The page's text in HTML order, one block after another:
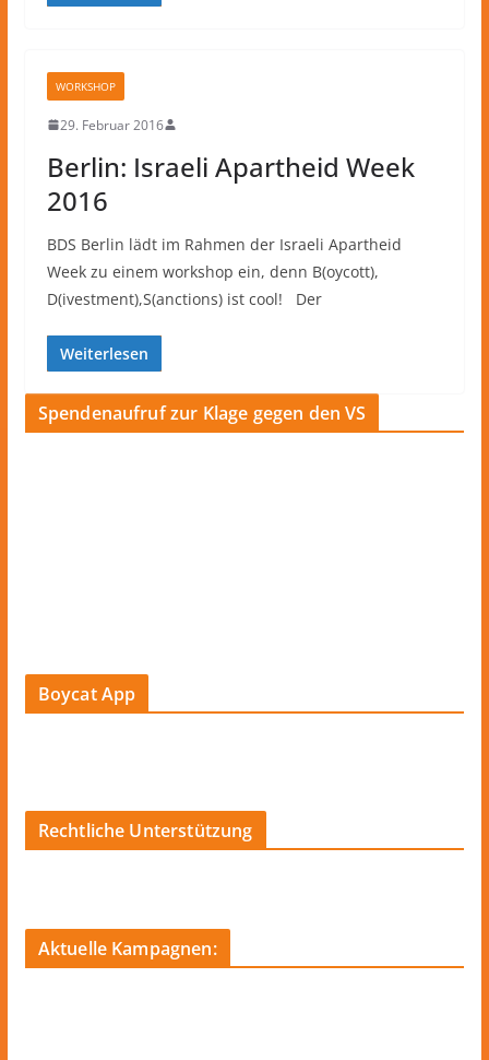
WORKSHOP
29. Februar 2016
Berlin: Israeli Apartheid Week
2016
BDS Berlin lädt im Rahmen der Israeli Apartheid
Week zu einem workshop ein, denn B(oycott),
D(ivestment),S(anctions) ist cool! Der
Weiterlesen
Spendenaufruf zur Klage gegen den VS
Boycat App
Rechtliche Unterstützung
Aktuelle Kampagnen: